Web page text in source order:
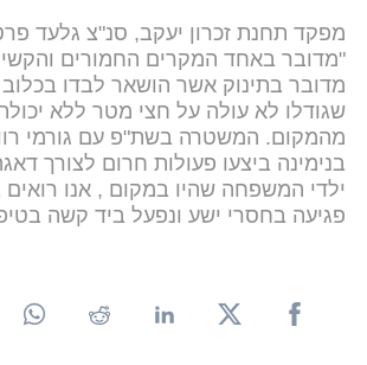
מפקד תחנת זכרון יעקב, סנ"צ גלעד
"מדובר באחד המקרים החמורים
מדובר בתינוק אשר הושאר לבדו
שגודלו לא עולה על חצי מטר ללא
מהמקום. המשטרה בשת"פ עם גורמי
בנימינה ביצעו פעולות חרום לצורך
ילדי המשפחה שהיו במקום , אנו
פגיעה בחסרי ישע ונפעל ביד קשה